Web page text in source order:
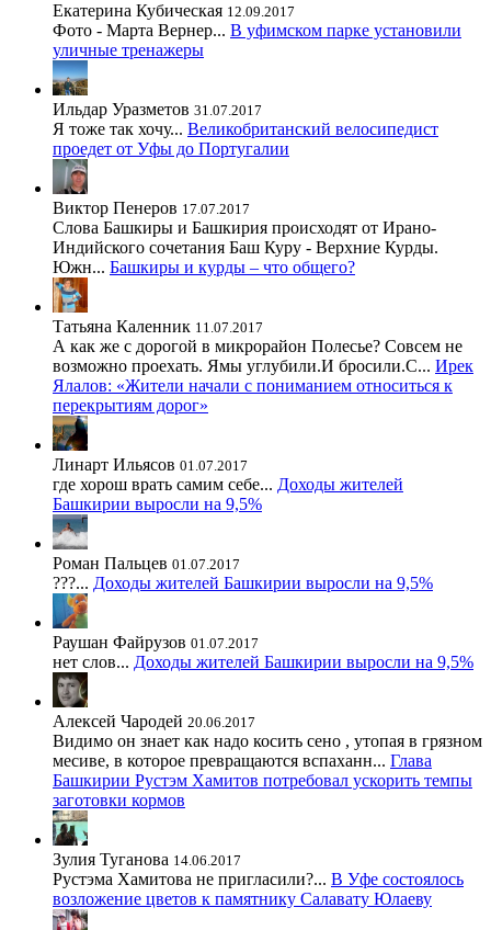
Екатерина Кубическая 12.09.2017
Фото - Марта Вернер... В уфимском парке установили
уличные тренажеры
Ильдар Уразметов 31.07.2017
Я тоже так хочу... Великобританский велосипедист
проедет от Уфы до Португалии
Виктор Пенеров 17.07.2017
Слова Башкиры и Башкирия происходят от Ирано-
Индийского сочетания Баш Куру - Верхние Курды.
Южн... Башкиры и курды – что общего?
Татьяна Каленник 11.07.2017
А как же с дорогой в микрорайон Полесье? Совсем не
возможно проехать. Ямы углубили.И бросили.С... Ирек
Ялалов: «Жители начали с пониманием относиться к
перекрытиям дорог»
Линарт Ильясов 01.07.2017
где хорош врать самим себе... Доходы жителей
Башкирии выросли на 9,5%
Роман Пальцев 01.07.2017
???... Доходы жителей Башкирии выросли на 9,5%
Раушан Файрузов 01.07.2017
нет слов... Доходы жителей Башкирии выросли на 9,5%
Алексей Чародей 20.06.2017
Видимо он знает как надо косить сено , утопая в грязном
месиве, в которое превращаются вспаханн... Глава
Башкирии Рустэм Хамитов потребовал ускорить темпы
заготовки кормов
Зулия Туганова 14.06.2017
Рустэма Хамитова не пригласили?... В Уфе состоялось
возложение цветов к памятнику Салавату Юлаеву